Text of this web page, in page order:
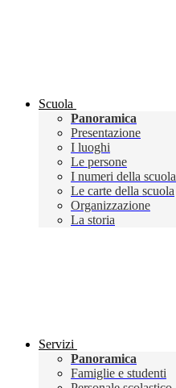
Scuola
Panoramica
Presentazione
I luoghi
Le persone
I numeri della scuola
Le carte della scuola
Organizzazione
La storia
Servizi
Panoramica
Famiglie e studenti